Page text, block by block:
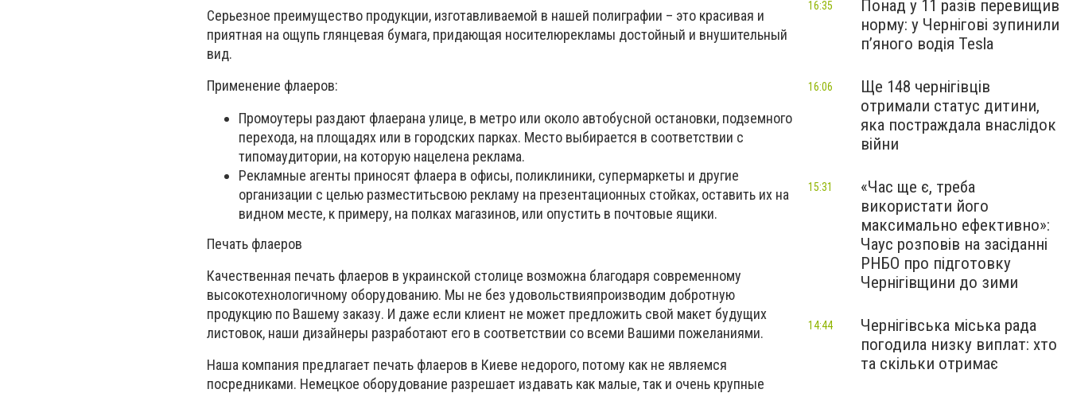
Серьезное преимущество продукции, изготавливаемой в нашей полиграфии – это красивая и
приятная на ощупь глянцевая бумага, придающая носителюрекламы достойный и внушительный
вид.
Применение флаеров:
Промоутеры раздают флаерана улице, в метро или около автобусной остановки, подземного
перехода, на площадях или в городских парках. Место выбирается в соответствии с
типомаудитории, на которую нацелена реклама.
Рекламные агенты приносят флаера в офисы, поликлиники, супермаркеты и другие
организации с целью разместитьсвою рекламу на презентационных стойках, оставить их на
видном месте, к примеру, на полках магазинов, или опустить в почтовые ящики.
Печать флаеров
Качественная печать флаеров в украинской столице возможна благодаря современному
высокотехнологичному оборудованию. Мы не без удовольствияпроизводим добротную
продукцию по Вашему заказу. И даже если клиент не может предложить свой макет будущих
листовок, наши дизайнеры разработают его в соответствии со всеми Вашими пожеланиями.
Наша компания предлагает печать флаеров в Киеве недорого, потому как не являемся
посредниками. Немецкое оборудование разрешает издавать как малые, так и очень крупные
Понад у 11 разів перевищив
норму: у Чернігові зупинили
пʼяного водія Tesla
16:35
Ще 148 чернігівців
отримали статус дитини,
яка постраждала внаслідок
війни
16:06
«Час ще є, треба
використати його
максимально ефективно»:
Чаус розповів на засіданні
РНБО про підготовку
Чернігівщини до зими
15:31
Чернігівська міська рада
погодила низку виплат: хто
та скільки отримає
14:44